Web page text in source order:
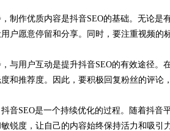
制作优质内容是抖音SEO的基础。无论是
户愿意停留和分享。同时，要注重视频的
与用户互动是提升抖音SEO的有效途径。
和推荐度。因此，要积极回复粉丝的评论
音SEO是一个持续优化的过程。随着抖
锐度，让自己的内容始终保持活力和吸引力